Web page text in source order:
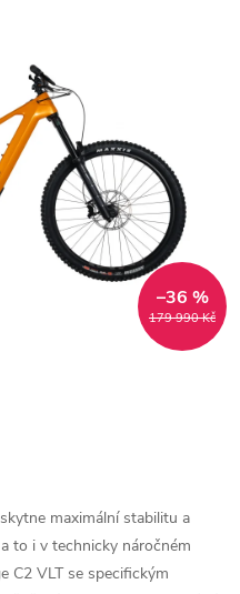
179 990 Kč
–36 %
maximální stabilitu a
to i v technicky náročném
C2 VLT se specifickým